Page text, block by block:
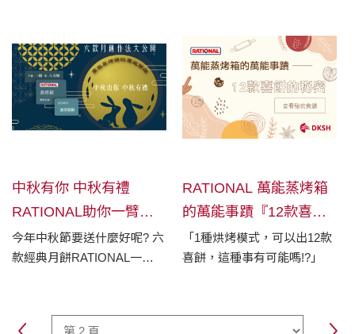
呢?
滿足客人需求，此時餐飲從業
朋友的商機就來了！ 針對喜
歡自己動手烹調的客戶，可以
事先準備真空包、舒肥料理包
給予選擇。 一樣的設備可以
滿足不同的需求，從早餐、午
精緻套餐都能輕鬆提供。
中秋有你 中秋有禮
RATIONAL助你一臂之
力
今年中秋節要送什麼好呢? 六
款經典月餅RATIONAL一
RATIONAL 萬能蒸烤箱
的萬能事蹟『12款喜餅
的秘密』
「1種烘烤模式，可以出12款
喜餅，這種事有可能嗎!?」